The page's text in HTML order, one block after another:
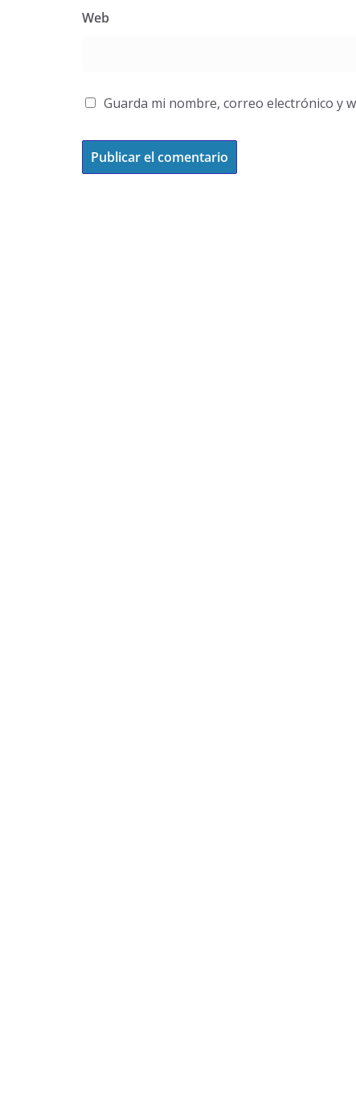
Web
Guarda mi nombre, correo electrónico y